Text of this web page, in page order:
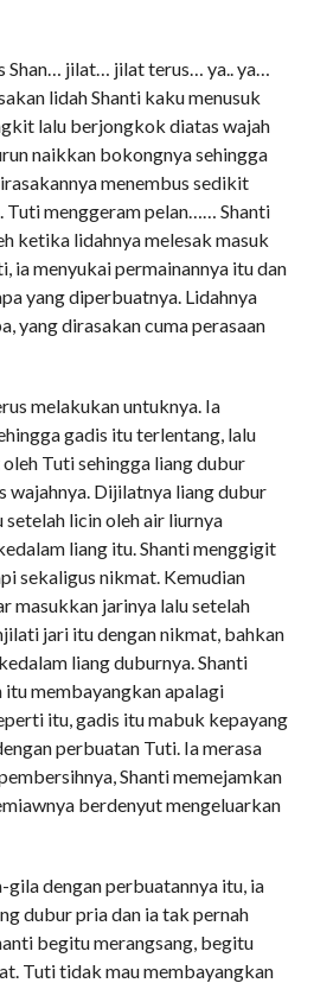
Shan… jilat… jilat terus… ya.. ya…
lidah Shanti kaku menusuk
lalu berjongkok diatas wajah
naikkan bokongnya sehingga
menembus sedikit
Tuti menggeram pelan…… Shanti
ketika lidahnya melesak masuk
ia menyukai permainannya itu dan
yang diperbuatnya. Lidahnya
yang dirasakan cuma perasaan
melakukan untuknya. Ia
gadis itu terlentang, lalu
Tuti sehingga liang dubur
wajahnya. Dijilatnya liang dubur
setelah licin oleh air liurnya
liang itu. Shanti menggigit
sekaligus nikmat. Kemudian
masukkan jarinya lalu setelah
jari itu dengan nikmat, bahkan
liang duburnya. Shanti
itu membayangkan apalagi
itu, gadis itu mabuk kepayang
perbuatan Tuti. Ia merasa
Shanti memejamkan
berdenyut mengeluarkan
dengan perbuatannya itu, ia
dubur pria dan ia tak pernah
begitu merangsang, begitu
Tuti tidak mau membayangkan